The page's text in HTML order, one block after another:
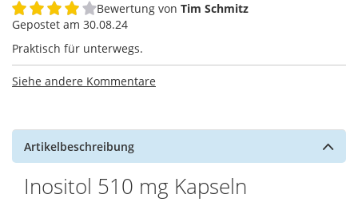
80%
Bewertung von Tim Schmitz
Gepostet am 30.08.24
Praktisch für unterwegs.
Siehe andere Kommentare
Artikelbeschreibung
Inositol 510 mg Kapseln